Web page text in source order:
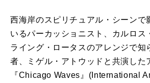
西海岸のスピリチュアル・シーンで
いるパーカッショニスト、カルロス
ライング・ロータスのアレンジで知
者、ミゲル・アトウッドと共演した
『Chicago Waves 』 (International